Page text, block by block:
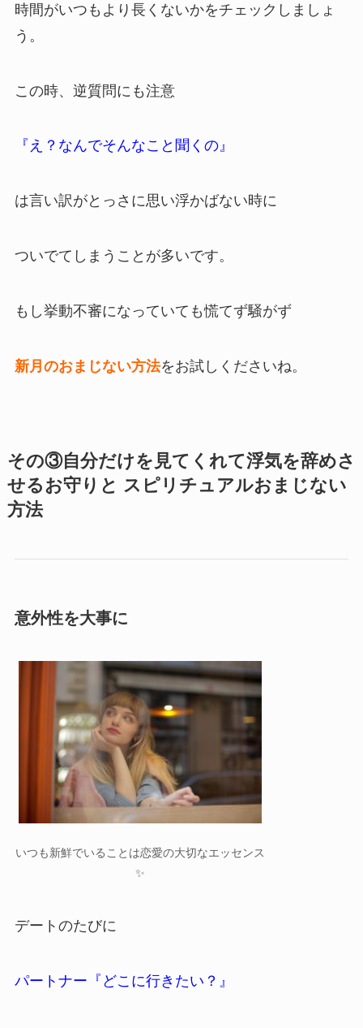
時間がいつもより長くないかをチェックしましょ
う。
この時、逆質問にも注意
『え？なんでそんなこと聞くの』
は言い訳がとっさに思い浮かばない時に
ついでてしまうことが多いです。
もし挙動不審になっていても慌てず騒がず
新月のおまじない方法をお試しくださいね。
その③自分だけを見てくれて浮気を辞めさ
せるお守りと スピリチュアルおまじない
方法
意外性を大事に
いつも新鮮でいることは恋愛の大切なエッセンス
✨
デートのたびに
パートナー『どこに行きたい？』